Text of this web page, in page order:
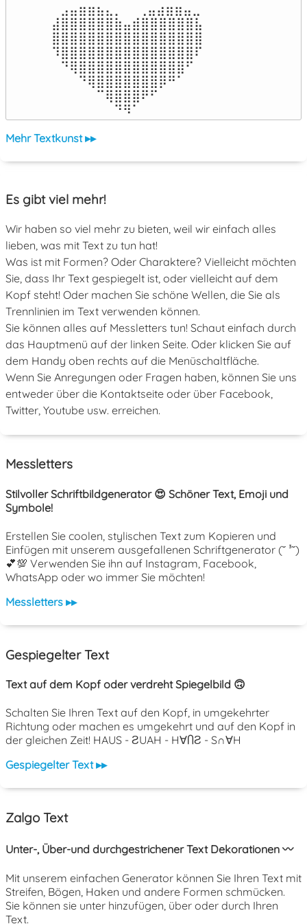
⠀⣠⣤⣶⣶⣦⣄⡀  ⠀⢀⣤⣴⣶⣶⣤⣀⠀
⣼⣿⣿⣿⣿⣿⣿⣷⣤⣾⣿⣿⣿⣿⣿⣿⣧
⣿⣿⣿⣿⣿⣿⣿⣿⣿⣿⣿⣿⣿⣿⣿⣿⣿
⠹⣿⣿⣿⣿⣿⣿⣿⣿⣿⣿⣿⣿⣿⣿⣿⠏
⠀⠙⢿⣿⣿⣿⣿⣿⣿⣿⣿⣿⣿⣿⣿⠋⠀
⠀⠀⠀⠙⢿⣿⣿⣿⣿⣿⣿⣿⡿⠛⠁⠀⠀
⠀⠀⠀⠀⠀⠉⢿⣿⣿⣿⠟⠋⠀⠀⠀⠀⠀
⠀⠀⠀⠀⠀⠀⠀⠙⠻⠁⠀⠀⠀⠀⠀⠀⠀⠀⠀⠀⠀⠀⠀
Mehr Textkunst ▸▸
Es gibt viel mehr!
Wir haben so viel mehr zu bieten, weil wir einfach alles
lieben, was mit Text zu tun hat!
Was ist mit Formen? Oder Charaktere? Vielleicht möchten
Sie, dass Ihr Text gespiegelt ist, oder vielleicht auf dem
Kopf steht! Oder machen Sie schöne Wellen, die Sie als
Trennlinien im Text verwenden können.
Sie können alles auf Messletters tun! Schaut einfach durch
das Hauptmenü auf der linken Seite. Oder klicken Sie auf
dem Handy oben rechts auf die Menüschaltfläche.
Wenn Sie Anregungen oder Fragen haben, können Sie uns
entweder über die Kontaktseite oder über Facebook,
Twitter, Youtube usw. erreichen.
Messletters
Stilvoller Schriftbildgenerator 😍 Schöner Text, Emoji und
Symbole!
Erstellen Sie coolen, stylischen Text zum Kopieren und
Einfügen mit unserem ausgefallenen Schriftgenerator (˘ ³˘)
💕💯 Verwenden Sie ihn auf Instagram, Facebook,
WhatsApp oder wo immer Sie möchten!
Messletters ▸▸
Gespiegelter Text
Text auf dem Kopf oder verdreht Spiegelbild 🙃
Schalten Sie Ihren Text auf den Kopf, in umgekehrter
Richtung oder machen es umgekehrt und auf den Kopf in
der gleichen Zeit! HAUS - ƧUAH - H∀ႶƧ - S∩∀H
Gespiegelter Text ▸▸
Zalgo Text
Unter-, Über-und durchgestrichener Text Dekorationen 〰️
Mit unserem einfachen Generator können Sie Ihren Text mit
Streifen, Bögen, Haken und andere Formen schmücken.
Sie können sie unter hinzufügen, über oder durch Ihren
Text.